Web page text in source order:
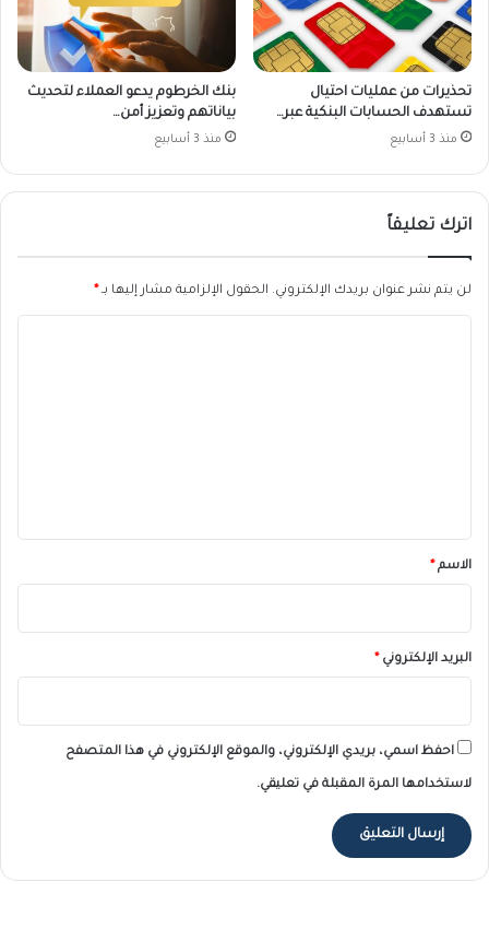
تحذيرات من عمليات احتيال
تستهدف الحسابات البنكية عبر…
منذ 3 أسابيع
بنك الخرطوم يدعو العملاء لتحديث
بياناتهم وتعزيز أمن…
منذ 3 أسابيع
اترك تعليقاً
لن يتم نشر عنوان بريدك الإلكتروني. الحقول الإلزامية مشار إليها بـ *
*الاسم *
البريد الإلكتروني *
احفظ اسمي، بريدي الإلكتروني، والموقع الإلكتروني في هذا المتصفح
لاستخدامها المرة المقبلة في تعليقي.